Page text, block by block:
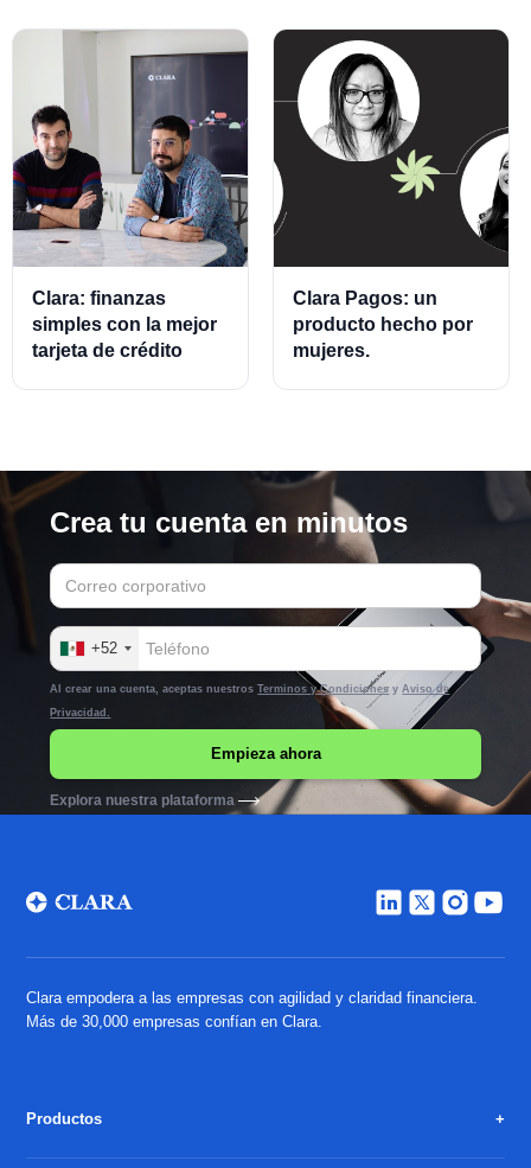
Clara: finanzas
simples con la mejor
tarjeta de crédito
Clara Pagos: un
producto hecho por
mujeres.
Crea tu cuenta en minutos
+52
Al crear una cuenta, aceptas nuestrosTerminos y CondicionesyAviso de
Privacidad.
Explora nuestra plataforma
Clara empodera a las empresas con agilidad y claridad financiera.
Más de 30,000 empresas confían en Clara.
Productos